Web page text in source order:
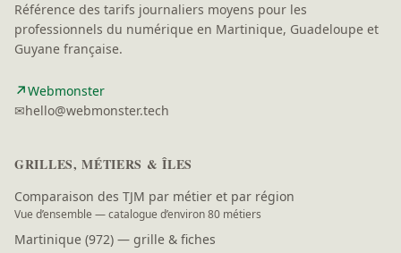
Référence des tarifs journaliers moyens pour les
professionnels du numérique en Martinique, Guadeloupe et
Guyane française.
↗Webmonster(nouvelle fenêtre)
✉hello@webmonster.tech
GRILLES, MÉTIERS & ÎLES
Comparaison des TJM par métier et par région
Vue d’ensemble — catalogue d’environ 80 métiers
Martinique (972) — grille & fiches